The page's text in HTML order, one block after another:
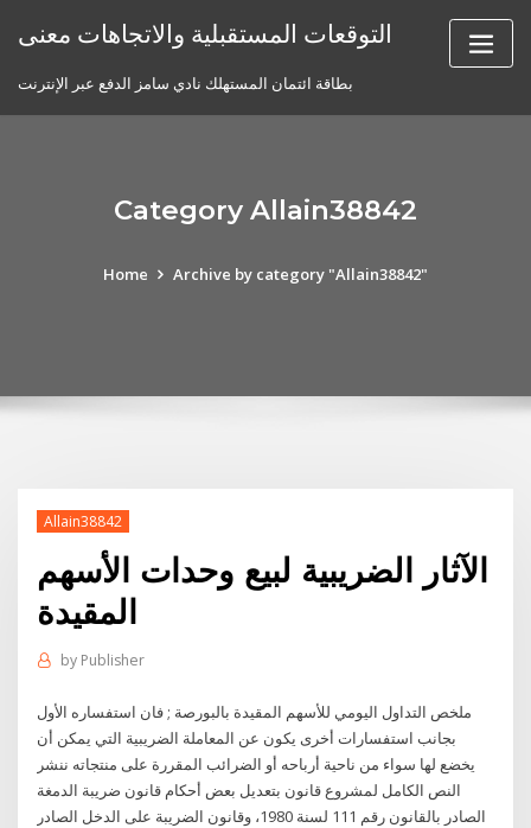
التوقعات المستقبلية والاتجاهات معنى
بطاقة ائتمان المستهلك نادي سامز الدفع عبر الإنترنت
Category Allain38842
Home Archive by category "Allain38842"
Allain38842
الآثار الضريبية لبيع وحدات الأسهم
المقيدة
by Publisher
ملخص التداول اليومي للأسهم المقيدة بالبورصة ; فان استفساره الأول
بجانب استفسارات أخرى يكون عن المعاملة الضريبية التي يمكن أن
يخضع لها سواء من ناحية أرباحه أو الضرائب المقررة على منتجاته ننشر
النص الكامل لمشروع قانون بتعديل بعض أحكام قانون ضريبة الدمغة
الصادر بالقانون رقم 111 لسنة 1980، وقانون الضريبة على الدخل الصادر